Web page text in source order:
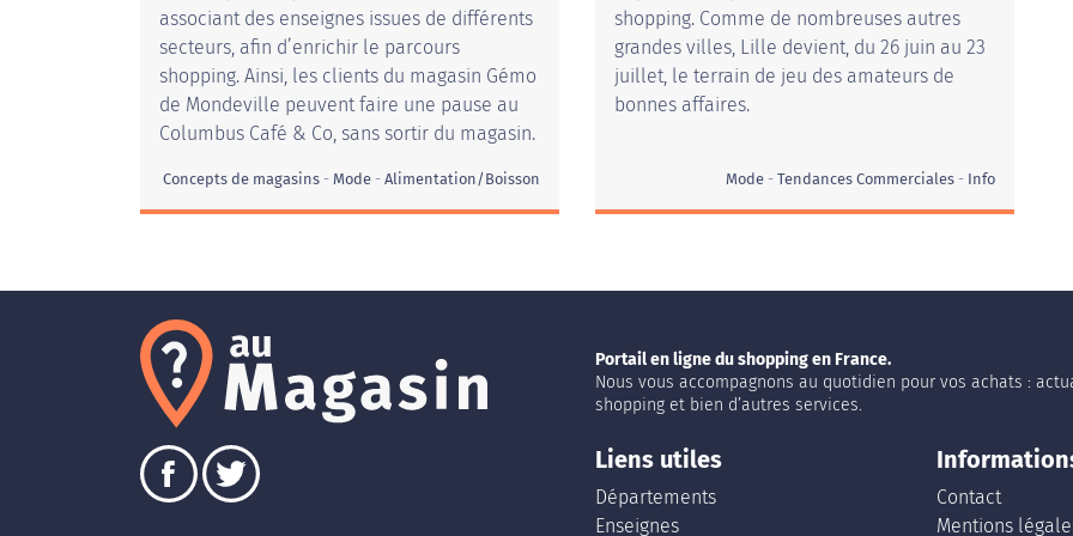
associant des enseignes issues de différents
secteurs, afin d’enrichir le parcours
shopping. Ainsi, les clients du magasin Gémo
de Mondeville peuvent faire une pause au
Columbus Café & Co, sans sortir du magasin.
Concepts de magasins Mode Alimentation/Boisson
shopping. Comme de nombreuses autres
grandes villes, Lille devient, du 26 juin au 23
juillet, le terrain de jeu des amateurs de
bonnes affaires.
Mode Tendances Commerciales Info
Portail en ligne du shopping en France.
Nous vous accompagnons au quotidien pour vos achats :
shopping et bien d’autres services.
Liens utiles
Départements
Enseignes
Contact
Mentions